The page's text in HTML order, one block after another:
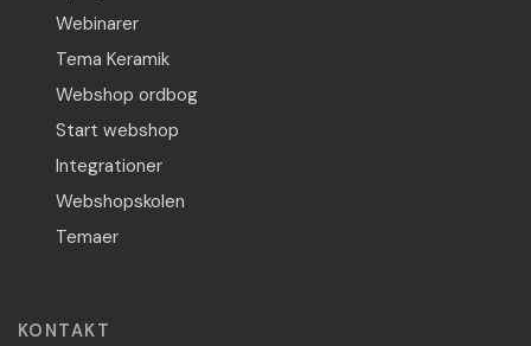
Webinarer
Tema Keramik
Webshop ordbog
Start webshop
Integrationer
Webshopskolen
Temaer
KONTAKT